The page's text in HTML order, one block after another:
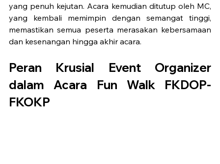
yang penuh kejutan. Acara kemudian ditutup oleh MC,
yang kembali memimpin dengan semangat tinggi,
memastikan semua peserta merasakan kebersamaan
dan kesenangan hingga akhir acara.
Peran Krusial Event Organizer
dalam Acara Fun Walk FKDOP-
FKOKP